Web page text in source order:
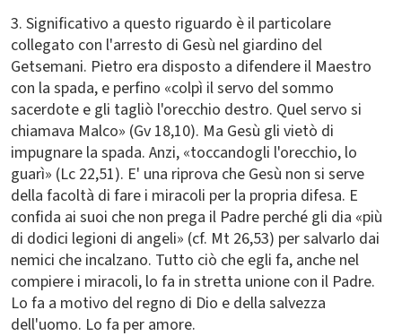
3. Significativo a questo riguardo è il particolare
collegato con l'arresto di Gesù nel giardino del
Getsemani. Pietro era disposto a difendere il Maestro
con la spada, e perfino «colpì il servo del sommo
sacerdote e gli tagliò l'orecchio destro. Quel servo si
chiamava Malco» (Gv 18,10). Ma Gesù gli vietò di
impugnare la spada. Anzi, «toccandogli l'orecchio, lo
guarì» (Lc 22,51). E' una riprova che Gesù non si serve
della facoltà di fare i miracoli per la propria difesa. E
confida ai suoi che non prega il Padre perché gli dia «più
di dodici legioni di angeli» (cf. Mt 26,53) per salvarlo dai
nemici che incalzano. Tutto ciò che egli fa, anche nel
compiere i miracoli, lo fa in stretta unione con il Padre.
Lo fa a motivo del regno di Dio e della salvezza
dell'uomo. Lo fa per amore.